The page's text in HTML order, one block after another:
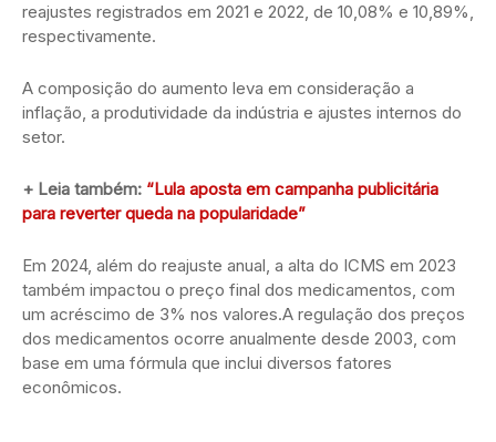
reajustes registrados em 2021 e 2022, de 10,08% e 10,89%,
respectivamente.
A composição do aumento leva em consideração a
inflação, a produtividade da indústria e ajustes internos do
setor.
+ Leia também: “Lula aposta em campanha publicitária
para reverter queda na popularidade”
Em 2024, além do reajuste anual, a alta do ICMS em 2023
também impactou o preço final dos medicamentos, com
um acréscimo de 3% nos valores.A regulação dos preços
dos medicamentos ocorre anualmente desde 2003, com
base em uma fórmula que inclui diversos fatores
econômicos.